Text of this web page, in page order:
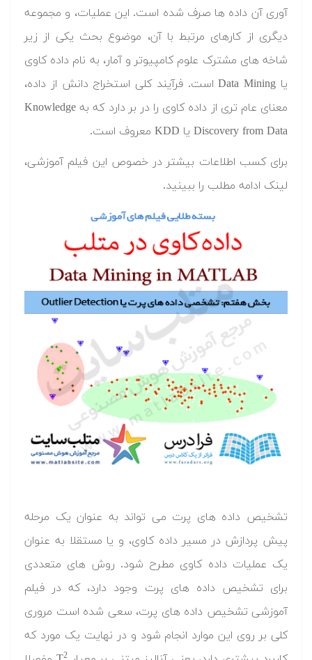
آوری آن داده ها صرف شده است. این عملیات، و مجموعه
دیگری از کارهای مرتبط با آن، موضوع بحث یکی از زیر
شاخه های مشترک علوم کامپیوتر و آمار، به نام داده کاوی
یا Data Mining است. فرآیند کلی استخراج دانش از داده،
معنای عام تری از داده کاوی را در بر دارد که به Knowledge
Discovery from Data یا KDD معروف است.
برای کسب اطلاعات بیشتر در خصوص این فیلم آموزشی،
لینک ادامه مطلب را ببینید.
تشخیص داده های پرت می تواند به عنوان یک مرحله
پیش پردازش در مسیر داده کاوی، و یا مستقلا به عنوان
یک عملیات داده کاوی مطرح شود. روش های متعددی
برای تشخیص داده های پرت وجود دارد، که در فیلم
آموزشی تشخیص داده های پرت، سعی شده است مروری
کلی بر روی این موارد انجام شود و در نهایت یک مورد که
2